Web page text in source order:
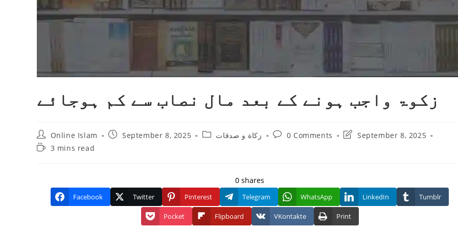
زکوۃ واجب ہونے کے بعد مال نصاب سے کم ہوجائے
Post
author:
Online Islam
PostSeptember 8, 2025
Postزکاة و صدقات
Post0 Comments
PostSeptember 8, 2025
Reading3 mins read
0 shares
Facebook Twitter Pinterest Telegram WhatsApp LinkedIn Tumblr
Pocket Flipboard VKontakte Print